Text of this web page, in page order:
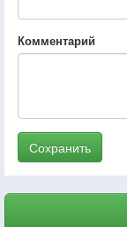
Комментарий
Сохранить